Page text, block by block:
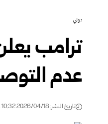
دولي
ترامب
عدم
تاريخ النشر: 2026/04/18 10:32 صباحًا